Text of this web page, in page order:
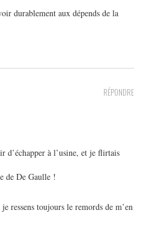
durablement aux dépends de la
RÉPONDRE
d’échapper à l’usine, et je flirtais
de De Gaulle !
ressens toujours le remords de m’en